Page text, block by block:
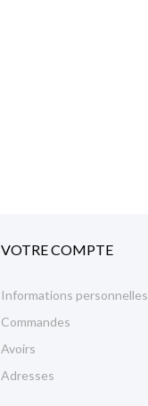
VOTRE COMPTE
Informations personnelles
Commandes
Avoirs
Adresses